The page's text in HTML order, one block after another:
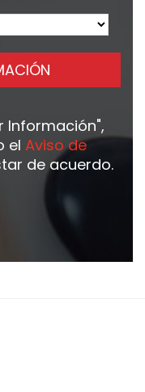
Información",
el Aviso de
de acuerdo.